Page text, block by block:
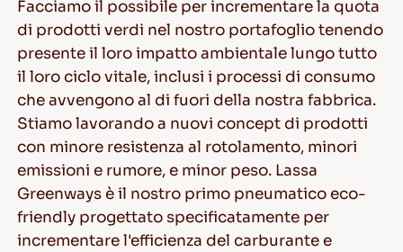
Facciamo il possibile per incrementare la quota
di prodotti verdi nel nostro portafoglio tenendo
presente il loro impatto ambientale lungo tutto
il loro ciclo vitale, inclusi i processi di consumo
che avvengono al di fuori della nostra fabbrica.
Stiamo lavorando a nuovi concept di prodotti
con minore resistenza al rotolamento, minori
emissioni e rumore, e minor peso. Lassa
Greenways è il nostro primo pneumatico eco-
friendly progettato specificatamente per
incrementare l'efficienza del carburante e